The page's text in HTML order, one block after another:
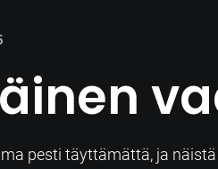
pesti täyttämättä, ja